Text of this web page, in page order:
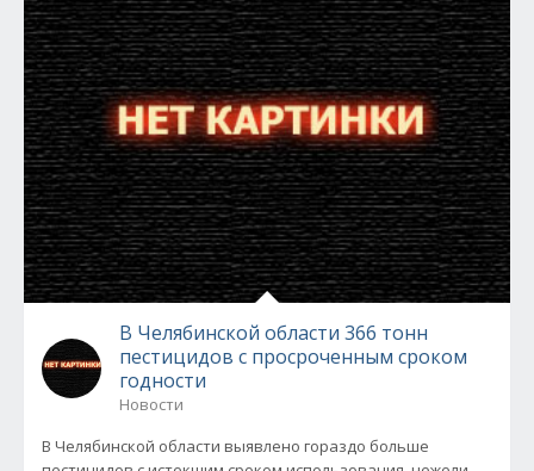
В Челябинской области 366 тонн
пестицидов с просроченным сроком
годности
Новости
В Челябинской области выявлено гораздо больше